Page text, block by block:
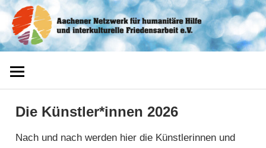
Zum
Inhalt
springen
Aachener
Netzwerk
Die Künstler*innen 2026
Nach und nach werden hier die Künstlerinnen und